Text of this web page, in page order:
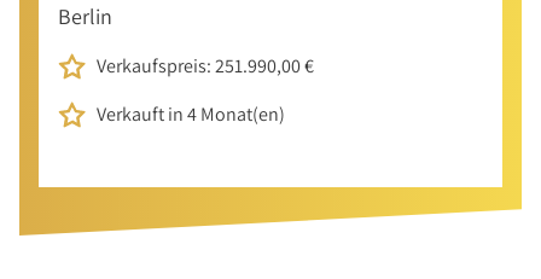
Berlin
Verkaufspreis: 251.990,00 €
Verkauft in 4 Monat(en)